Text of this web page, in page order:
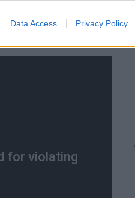
Data Access Privacy Policy
Τσίπρα, ώστε
έγγραφα,